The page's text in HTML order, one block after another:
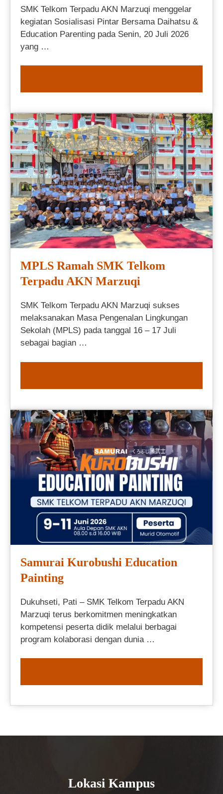
SMK Telkom Terpadu AKN Marzuqi menggelar
kegiatan Sosialisasi Pintar Bersama Daihatsu &
Education Parenting pada Senin, 20 Juli 2026
yang …
MPLS Ramah SMK Telkom
Terpadu AKN Marzuqi
SMK Telkom Terpadu AKN Marzuqi sukses
melaksanakan Masa Pengenalan Lingkungan
Sekolah (MPLS) pada tanggal 16 – 17 Juli
sebagai bagian …
Samurai Kurobushi Education
Painting
Dukuhseti, Pati – SMK Telkom Terpadu AKN
Marzuqi terus berkomitmen meningkatkan
kompetensi peserta didik melalui berbagai
program kolaborasi dengan dunia …
Lokasi Kampus